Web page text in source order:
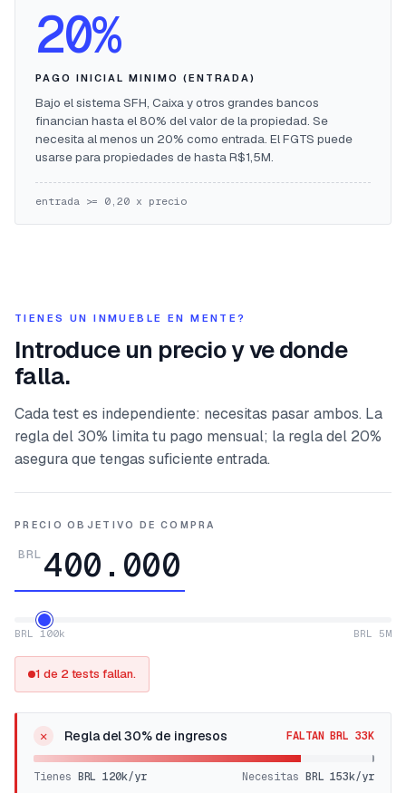
20%
PAGO INICIAL MINIMO (ENTRADA)
Bajo el sistema SFH, Caixa y otros grandes bancos
financian hasta el 80% del valor de la propiedad. Se
necesita al menos un 20% como entrada. El FGTS puede
usarse para propiedades de hasta R$1,5M.
entrada >= 0,20 x precio
TIENES UN INMUEBLE EN MENTE?
Introduce un precio y ve donde
falla.
Cada test es independiente: necesitas pasar ambos. La
regla del 30% limita tu pago mensual; la regla del 20%
asegura que tengas suficiente entrada.
PRECIO OBJETIVO DE COMPRA
BRL
BRL 100k BRL 5M
1 de 2 tests fallan.
✕ Regla del 30% de ingresos FALTAN BRL 33K
Tienes BRL 120k/yr Necesitas BRL 153k/yr